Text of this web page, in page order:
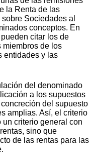
la Renta de las
Sociedades al
conceptos. En
citar los de
miembros de los
entidades y las
del denominado
a los supuestos
del supuesto
amplias. Así, el criterio
criterio general con
sino que
de las rentas para las